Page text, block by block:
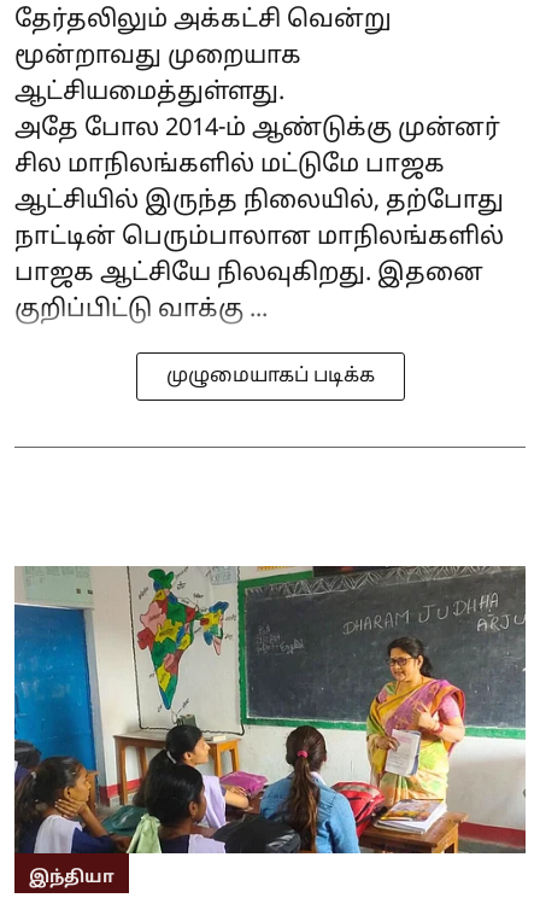
தேர்தலிலும் அக்கட்சி வென்று
மூன்றாவது முறையாக
ஆட்சியமைத்துள்ளது.
அதே போல 2014-ம் ஆண்டுக்கு முன்னர்
சில மாநிலங்களில் மட்டுமே பாஜக
ஆட்சியில் இருந்த நிலையில், தற்போது
நாட்டின் பெரும்பாலான மாநிலங்களில்
பாஜக ஆட்சியே நிலவுகிறது. இதனை
குறிப்பிட்டு வாக்கு ...
முழுமையாகப் படிக்க
இந்தியா